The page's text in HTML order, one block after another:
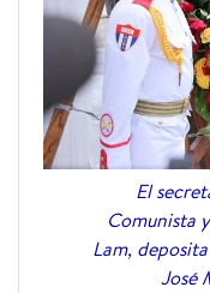
El
Comunista
Lam,
José